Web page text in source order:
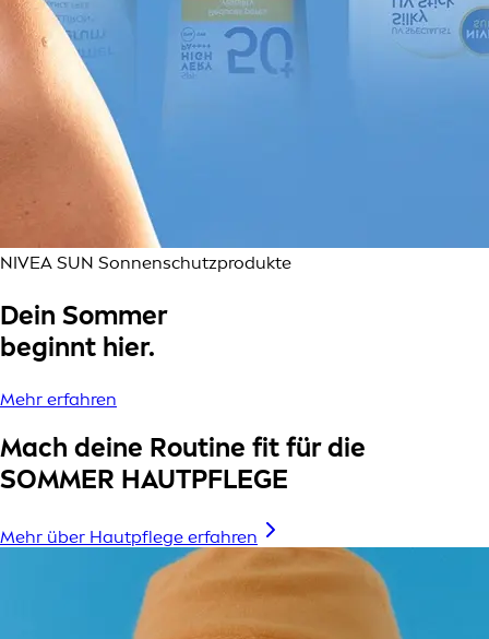
NIVEA SUN Sonnenschutzprodukte
Dein Sommer
beginnt hier.
Mehr erfahren
Mach deine Routine fit für die
SOMMER HAUTPFLEGE
Mehr über Hautpflege erfahren